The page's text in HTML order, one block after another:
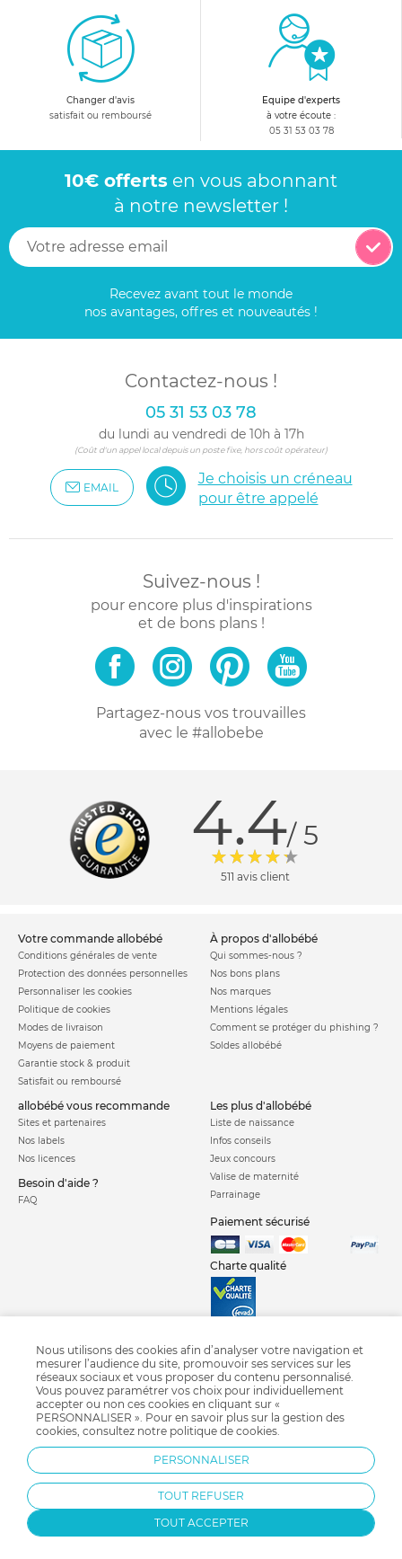
Changer d'avis
satisfait ou remboursé
Equipe d'experts
à votre écoute :
05 31 53 03 78
10€ offerts en vous abonnant
à notre newsletter !
Recevez avant tout le monde
nos avantages, offres et nouveautés !
Contactez-nous !
05 31 53 03 78
du lundi au vendredi de 10h à 17h
(Coût d'un appel local depuis un poste fixe, hors coût opérateur)
EMAIL
Je choisis un créneau
pour être appelé
Suivez-nous !
pour encore plus d'inspirations
et de bons plans !
Partagez-nous vos trouvailles
avec le #allobebe
4.4/ 5
511 avis client
votre commande allobébé
Conditions générales de vente
Protection des données personnelles
Personnaliser les cookies
Politique de cookies
Modes de livraison
Moyens de paiement
Garantie stock & produit
Satisfait ou remboursé
à propos d'allobébé
Qui sommes-nous ?
Nos bons plans
Nos marques
Mentions légales
Comment se protéger du phishing ?
Soldes allobébé
allobébé vous recommande
Sites et partenaires
Nos labels
Nos licences
Besoin d'aide ?
FAQ
les plus d'allobébé
Liste de naissance
Infos conseils
Jeux concours
Valise de maternité
Parrainage
Paiement sécurisé
Charte qualité
Siege auto isofix Siege auto groupe 1 2 3
Siege auto groupe 1
Siege auto groupe 2 3
Siege auto groupe 0 1
Siege auto coque groupe 0
Siège auto i-size
Crash test siège auto 2018
Siège auto pivotant
Siège auto Bébé confort
Siège auto Britax
Protection par reCAPTCHA
Nous utilisons des cookies afin d’analyser votre navigation et
mesurer l’audience du site, promouvoir ses services sur les
réseaux sociaux et vous proposer du contenu personnalisé.
Vous pouvez paramétrer vos choix pour individuellement
accepter ou non ces cookies en cliquant sur «
PERSONNALISER ». Pour en savoir plus sur la gestion des
cookies, consultez notre politique de cookies.
PERSONNALISER
TOUT REFUSER
TOUT ACCEPTER